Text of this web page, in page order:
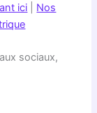
ici
Nos
sociaux,